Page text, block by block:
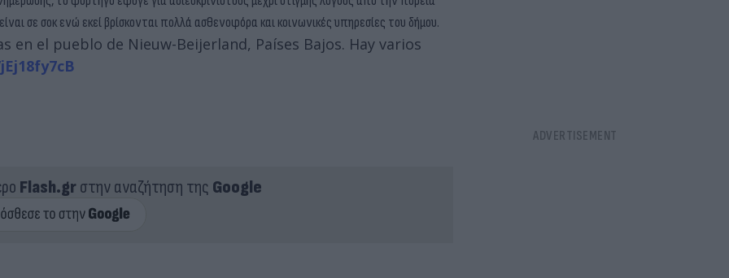
σε σοκ ενώ εκεί βρίσκονται πολλά ασθενοφόρα και κοινωνικές υπηρεσίες του δήμου.
en el pueblo de Nieuw-Beijerland, Países Bajos. Hay varios
Flash.grστην αναζήτηση της Google